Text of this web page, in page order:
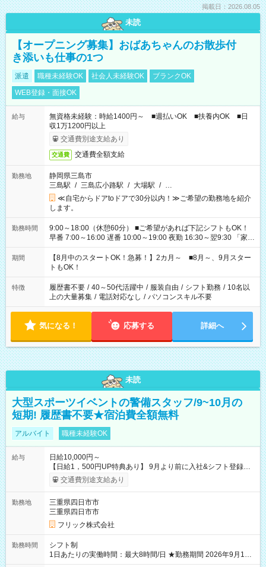
掲載日：2026.08.05
未読
【オープニング募集】おばあちゃんのお散歩付
き添いも仕事の1つ
派遣 職種未経験OK 社会人未経験OK
ブランクOK
WEB登録・面接OK
給与
無資格未経験：時給1400円～ ■週払いOK ■扶養内OK ■日
収1万1200円以上
交通費別途支給あり
交通費 交通費全額支給
勤務地
静岡県三島市
三島駅 / 三島広小路駅 / 大場駅 / …
≪自宅からドアtoドアで30分以内！≫ご希望の勤務地を紹介
します。
勤務時間
9:00～18:00（休憩60分） ■ご希望があれば下記シフトもOK！
早番 7:00～16:00 遅番 10:00～19:00 夜勤 16:30～翌9:30 「家族
と休みを合わせたい」 「余裕を持って夕飯の準備がしたい」
「できれば残業はしたくない」 など、ご希望を教えてください
ね。 ※Wワーク希望の方へ 今ご覧のお仕事で希望する勤務時間
と、もう1つのお仕事の勤務時間。 合計で週40時間を超える場
合は応募できません。
期間
【8月中のスタートOK！急募！】2カ月～ ■8月～、9月スター
トもOK！
特徴 履歴書不要 / 40～50代活躍中 / 服装自由 / シフト勤務 / 10名以
上の大量募集 / 電話対応なし / パソコンスキル不要
気になる！ 応募する 詳細へ
未読
大型スポーツイベントの警備スタッフ/9~10月の
短期! 履歴書不要★宿泊費全額無料
アルバイト 職種未経験OK
給与
日給10,000円～
【日給1，500円UP特典あり】 9月より前に入社&シフト登録す
ると 期間中(9/16~10/23) の日給がUP! 日給1万1500円でしっか
り稼げます♪ 【試用期間】試用期間なし
交通費別途支給あり
勤務地
三重県四日市市
三重県四日市市
フリック株式会社
勤務時間
シフト制
1日あたりの実働時間：最大8時間/日 ★勤務期間 2026年9月16
日~2026年10月23日 短期勤務OK! 期間中フル勤務できる方優遇